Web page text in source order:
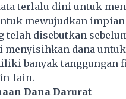
terlalu dini untuk
mewujudkan
telah disebutkan
menyisihkan dana
banyak tanggungan
lain.
Dana Darurat